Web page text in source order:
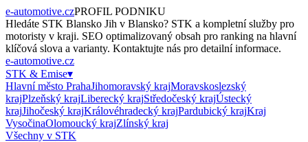
e-automotive.czPROFIL PODNIKU
Hledáte STK Blansko Jih v Blansko? STK a kompletní služby pro
motoristy v kraji. SEO optimalizovaný obsah pro ranking na hlavní
klíčová slova a varianty. Kontaktujte nás pro detailní informace.
e-automotive.cz
STK & Emise▾
Hlavní město PrahaJihomoravský krajMoravskoslezský
krajPlzeňský krajLiberecký krajStředočeský krajÚstecký
krajJihočeský krajKrálovéhradecký krajPardubický krajKraj
VysočinaOlomoucký krajZlínský kraj
Všechny v STK